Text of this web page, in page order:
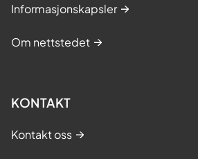
Informasjonskapsler
Om nettstedet
KONTAKT
Kontakt oss